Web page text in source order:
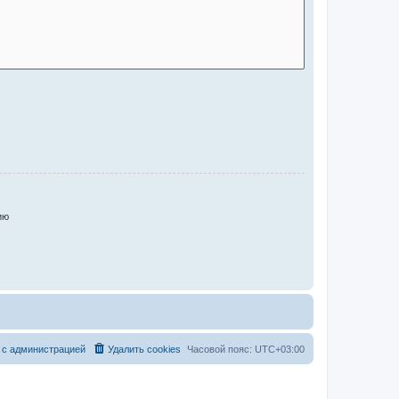
Часовой пояс: UTC+03:00
Удалить cookies
администрацией